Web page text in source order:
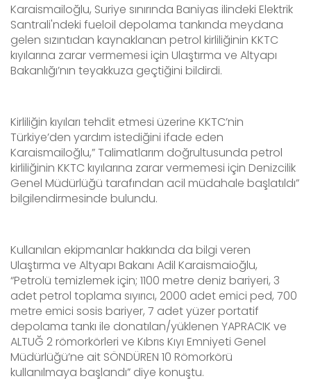
Karaismailoğlu, Suriye sınırında Baniyas ilindeki Elektrik
Santrali'ndeki fueloil depolama tankında meydana
gelen sızıntıdan kaynaklanan petrol kirliliğinin KKTC
kıyılarına zarar vermemesi için Ulaştırma ve Altyapı
Bakanlığı’nın teyakkuza geçtiğini bildirdi.
Kirliliğin kıyıları tehdit etmesi üzerine KKTC’nin
Türkiye’den yardım istediğini ifade eden
Karaismailoğlu,” Talimatlarım doğrultusunda petrol
kirliliğinin KKTC kıyılarına zarar vermemesi için Denizcilik
Genel Müdürlüğü tarafından acil müdahale başlatıldı”
bilgilendirmesinde bulundu.
Kullanılan ekipmanlar hakkında da bilgi veren
Ulaştırma ve Altyapı Bakanı Adil Karaismaioğlu,
“Petrolü temizlemek için; 1100 metre deniz bariyeri, 3
adet petrol toplama sıyırıcı, 2000 adet emici ped, 700
metre emici sosis bariyer, 7 adet yüzer portatif
depolama tankı ile donatılan/yüklenen YAPRACIK ve
ALTUĞ 2 römorkörleri ve Kıbrıs Kıyı Emniyeti Genel
Müdürlüğü’ne ait SÖNDÜREN 10 Römorkörü
kullanılmaya başlandı” diye konuştu.